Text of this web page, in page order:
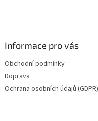
Informace pro vás
Obchodní podmínky
Doprava
Ochrana osobních údajů (GDPR)